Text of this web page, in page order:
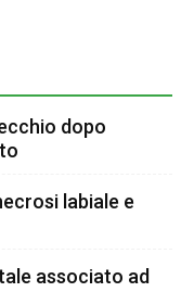
dopo
labiale e
associato ad